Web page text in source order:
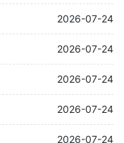
2026-07-24
2026-07-24
2026-07-24
2026-07-24
2026-07-24